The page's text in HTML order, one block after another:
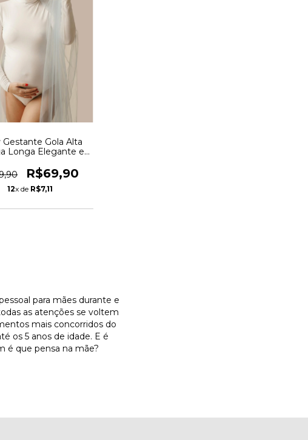
Gestante Gola Alta
Longa Elegante e
- REF: AUR13
R$69,90
12x de R$7,11
para mães durante e
as atenções se voltem
mais concorridos do
os 5 anos de idade. E é
é que pensa na mãe?